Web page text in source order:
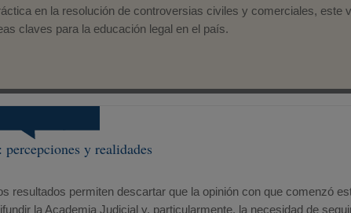
en la resolución de controversias civiles y comerciales,
claves para la educación legal en el país.
y realidades
resultados permiten descartar que la opinión con que comenzó
la Academia Judicial y, particularmente, la necesidad de